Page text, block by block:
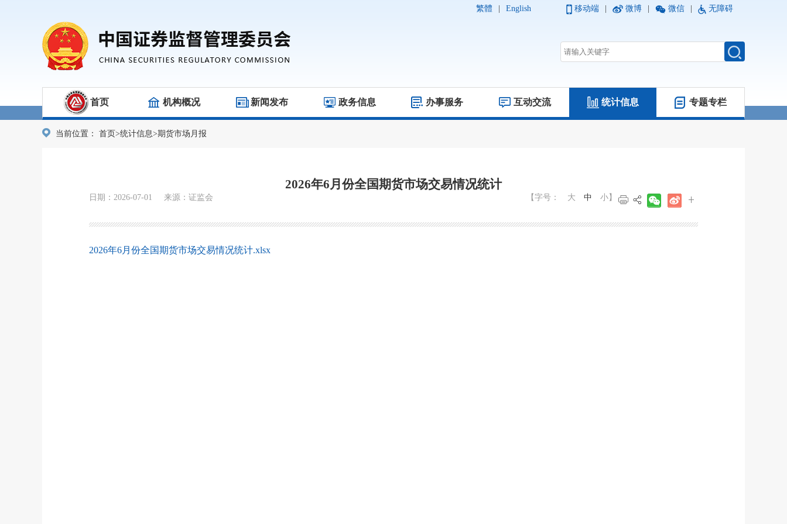
繁體 English 移动端 微博 微信 无障碍
首页 机构概况 新闻发布 政务信息 办事服务 互动交流 统计信息 专题专栏
当前位置： 首页>统计信息>期货市场月报
2026年6月份全国期货市场交易情况统计
日期：2026-07-01 来源：证监会 【字号： 大 中 小 】
2026年6月份全国期货市场交易情况统计.xlsx